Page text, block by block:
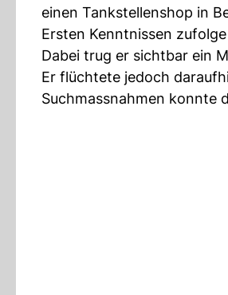
einen Tankstellenshop in
Ersten Kenntnissen
Dabei trug er sichtbar ein
Er flüchtete jedoch
Suchmassnahmen konnte